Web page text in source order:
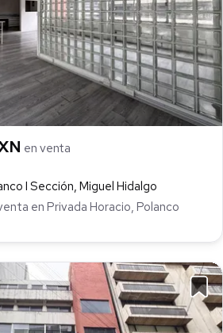
en venta
I Sección, Miguel Hidalgo
en Privada Horacio, Polanco